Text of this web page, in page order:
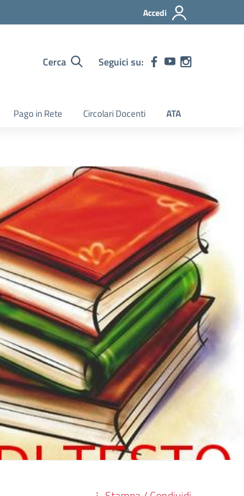
Accedi
Cerca Seguici su:
Pago in Rete Circolari Docenti ATA